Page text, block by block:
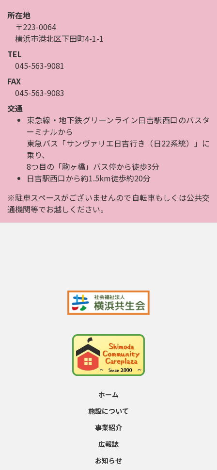
所在地
〒223-0064
横浜市港北区下田町4-1-1
TEL
045-563-9081
FAX
045-563-9083
交通
東急線・地下鉄グリーンライン日吉駅西口のバスタ
ーミナルから
東急バス「サンヴァリエ日吉行き（日22系統）」に
乗り、
8つ目の「駒ヶ橋」バス停から徒歩3分
日吉駅西口から約1.5km徒歩約20分
※駐車スペースがございませんので自転車もしくは公共交
通機関等でお越しください。
ホーム
施設について
事業紹介
広報誌
お知らせ